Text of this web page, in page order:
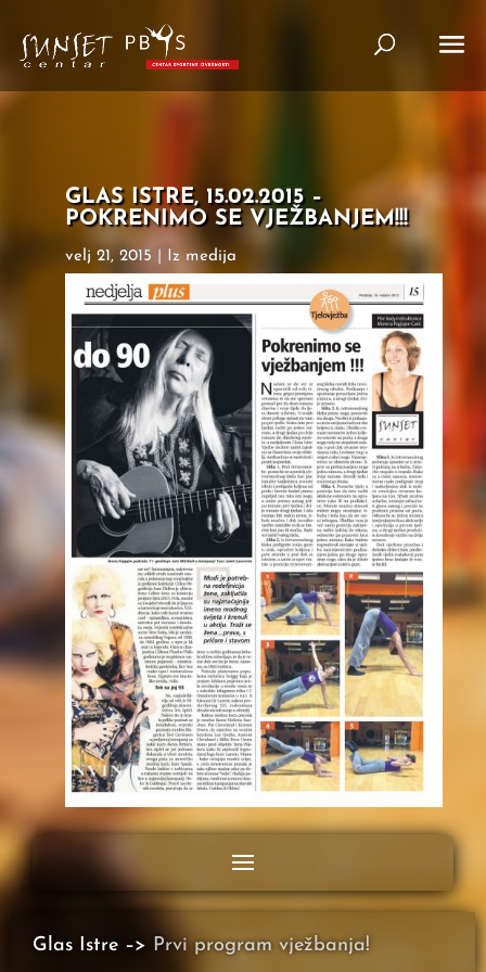
GLAS ISTRE, 15.02.2015 –
POKRENIMO SE VJEŽBANJEM!!!
velj 21, 2015 Iz medija
Glas Istre –> Prvi program vježbanja!